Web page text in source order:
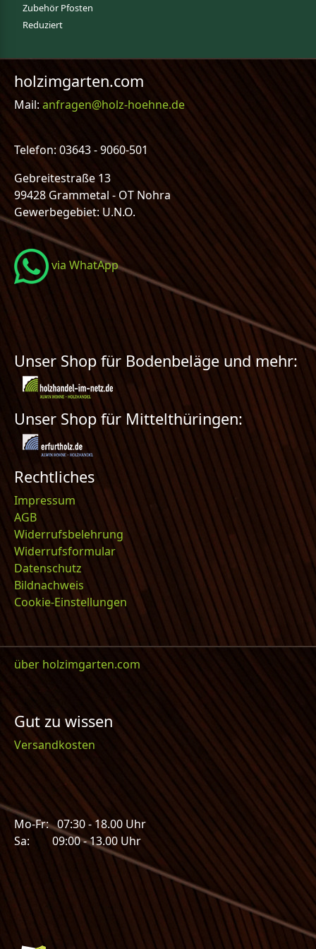
Zubehör Pfosten
Reduziert
holzimgarten.com
Mail:anfragen@holz-hoehne.de
Telefon: 03643 - 9060-501
Gebreitestraße 13
99428 Grammetal - OT Nohra
Gewerbegebiet: U.N.O.
via WhatApp
Unser Shop für Bodenbeläge und mehr:
Unser Shop für Mittelthüringen:
Rechtliches
Impressum
AGB
Widerrufsbelehrung
Widerrufsformular
Datenschutz
Bildnachweis
Cookie-Einstellungen
über holzimgarten.com
Gut zu wissen
Versandkosten
Mo-Fr: 07:30 - 18.00 Uhr
Sa: 09:00 - 13.00 Uhr